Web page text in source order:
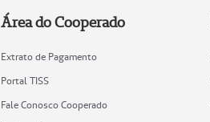
Área do Cooperado
Extrato de Pagamento
Portal TISS
Fale Conosco Cooperado